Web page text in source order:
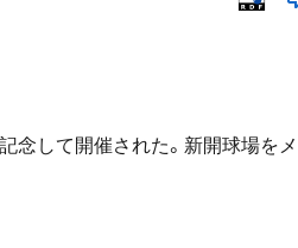
して開催された。新開球場を